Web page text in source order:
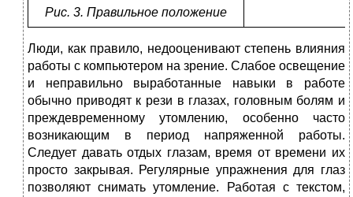
Рис. 3. Правильное положение
Люди, как правило, недооценивают степень влияния
работы с компьютером на зрение. Слабое освещение
и неправильно выработанные навыки в работе
обычно приводят к рези в глазах, головным болям и
преждевременному утомлению, особенно часто
возникающим в период напряженной работы.
Следует давать отдых глазам, время от времени их
просто закрывая. Регулярные упражнения для глаз
позволяют снимать утомление. Работая с текстом,